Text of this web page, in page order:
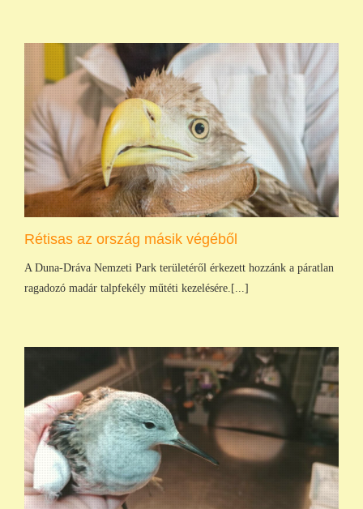
Rétisas az ország másik végéből
A Duna-Dráva Nemzeti Park területéről érkezett hozzánk a páratlan
ragadozó madár talpfekély műtéti kezelésére.[...]